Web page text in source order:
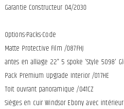
Garantie Constructeur 04/2030
Options-Packs-Code
Matte Protective Film /087FHJ
antes en alliage 22" 5 spoke 'Style 5098'
Pack Premium Upgrade Interior /017HE
Toit ouvrant panoramique /041CZ
Sièges en cuir Windsor Ebony avec